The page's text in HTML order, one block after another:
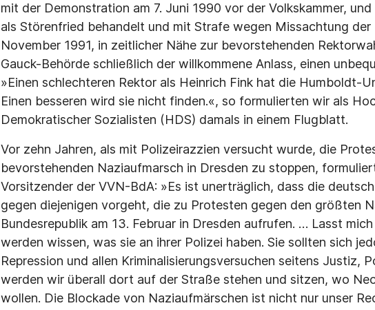
mit der Demonstration am 7. Juni 1990 vor der Volkskammer,
als Störenfried behandelt und mit Strafe wegen Missachtung der
November 1991, in zeitlicher Nähe zur bevorstehenden
Gauck-Behörde schließlich der willkommene Anlass, einen
»Einen schlechteren Rektor als Heinrich Fink hat die Humboldt-
Einen besseren wird sie nicht finden.«, so formulierten wir als
Demokratischer Sozialisten (HDS) damals in einem Flugblatt.
Vor zehn Jahren, als mit Polizeirazzien versucht wurde, die
bevorstehenden Naziaufmarsch in Dresden zu stoppen,
Vorsitzender der VVN-BdA: »Es ist unerträglich, dass die
gegen diejenigen vorgeht, die zu Protesten gegen den größten
Bundesrepublik am 13. Februar in Dresden aufrufen. … Lasst
werden wissen, was sie an ihrer Polizei haben. Sie sollten sich
Repression und allen Kriminalisierungsversuchen seitens Justiz,
werden wir überall dort auf der Straße stehen und sitzen, wo
wollen. Die Blockade von Naziaufmärschen ist nicht nur unser